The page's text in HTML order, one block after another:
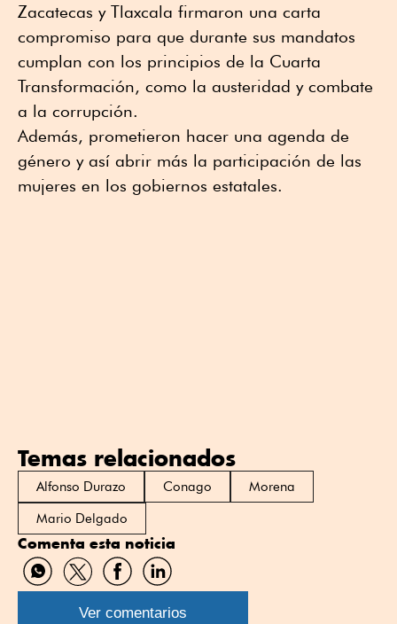
Zacatecas y Tlaxcala firmaron una carta
compromiso para que durante sus mandatos
cumplan con los principios de la Cuarta
Transformación, como la austeridad y combate
a la corrupción.
Además, prometieron hacer una agenda de
género y así abrir más la participación de las
mujeres en los gobiernos estatales.
Temas relacionados
Alfonso Durazo Conago
Morena
Mario Delgado
Comenta esta noticia
Compartir
por
WhatsApp
Compartir
por
Twitter
Compartir
por
Facebook
Compartir
por
Linkedin
Ver comentarios